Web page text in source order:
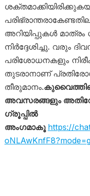
അറിയിപ്പുകൾ
നിർദ്ദേശിച്ചു. വരും
പരിശോധനകളും
തുടരാനാണ്
തീരുമാനം.
അവസരങ്ങളും
ഗ്രൂപ്പിൽ
അംഗമാകൂ https://